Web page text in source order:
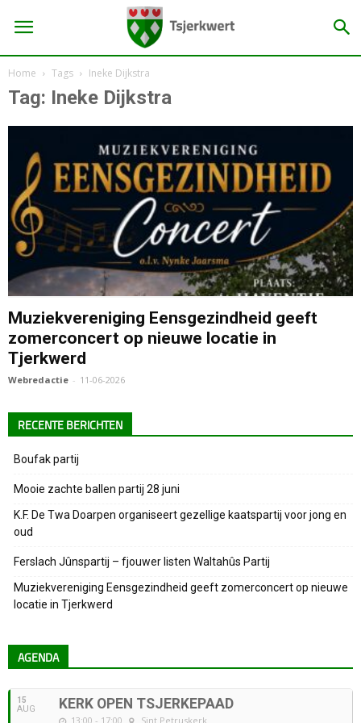
Home Tags Ineke Dijkstra
Tag: Ineke Dijkstra
Muziekvereniging Eensgezindheid geeft
zomerconcert op nieuwe locatie in
Tjerkwerd
Webredactie - 11-06-2026
RECENTE BERICHTEN
Boufak partij
Mooie zachte ballen partij 28 juni
K.F. De Twa Doarpen organiseert gezellige kaatspartij voor jong en
oud
Ferslach Jûnspartij – fjouwer listen Waltahûs Partij
Muziekvereniging Eensgezindheid geeft zomerconcert op nieuwe
locatie in Tjerkwerd
AGENDA
15
AUG KERK OPEN TSJERKEPAAD
13:00 - 17:00 Sint Petruskerk